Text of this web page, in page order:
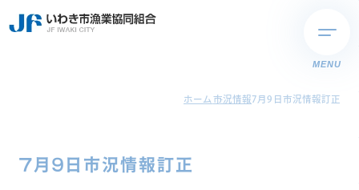
MENU
ホーム 市況情報7月9日市況情報訂正
7月9日市況情報訂正